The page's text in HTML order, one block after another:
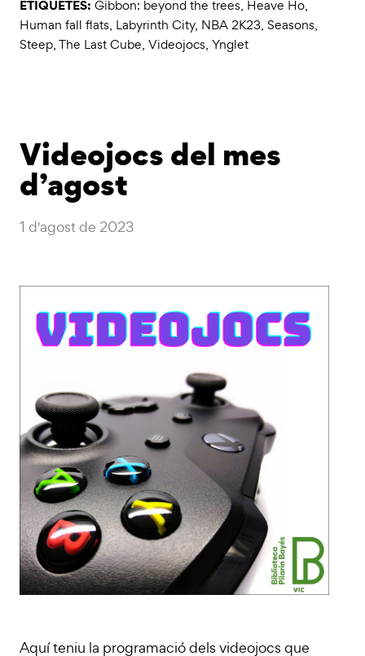
ETIQUETES: Gibbon: beyond the trees, Heave Ho,
Human fall flats, Labyrinth City, NBA 2K23, Seasons,
Steep,The Last Cube, Videojocs, Ynglet
Videojocs del mes
d’agost
1 d'agost de 2023
Aquí teniu la programació dels videojocs que